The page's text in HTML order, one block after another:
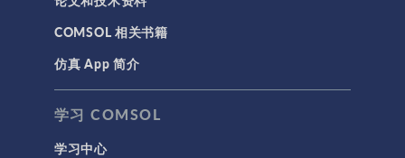
COMSOL 相关书籍
仿真 App 简介
学习 COMSOL
学习中心